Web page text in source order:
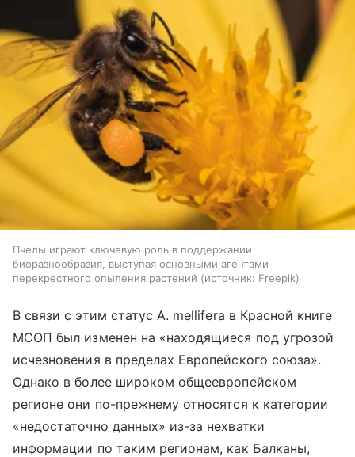
Пчелы играют ключевую роль в поддержании
биоразнообразия, выступая основными агентами
перекрестного опыления растений
источник: Freepik
В связи с этим статус A. mellifera в Красной книге
МСОП был изменен на «находящиеся под угрозой
исчезновения в пределах Европейского союза».
Однако в более широком общеевропейском
регионе они по-прежнему относятся к категории
«недостаточно данных» из-за нехватки
информации по таким регионам, как Балканы,